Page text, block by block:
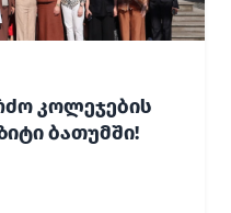
კოლეჯების
ბათუმში!